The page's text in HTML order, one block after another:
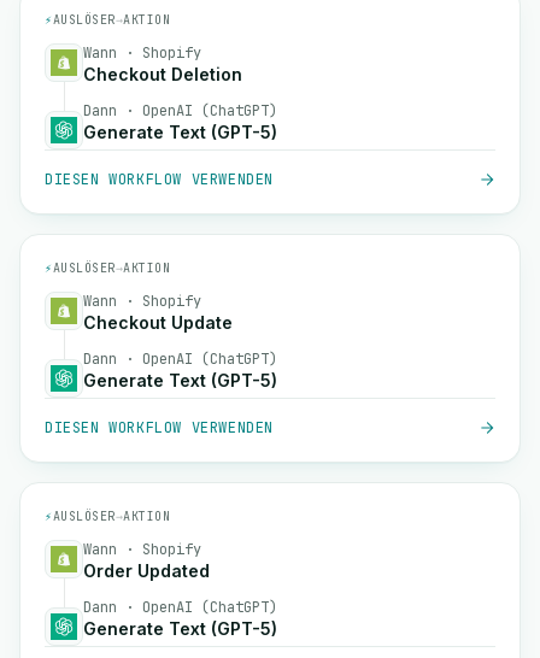
⚡AUSLÖSER→AKTION
Wann · Shopify
Checkout Deletion
Dann · OpenAI (ChatGPT)
Generate Text (GPT-5)
DIESEN WORKFLOW VERWENDEN
⚡AUSLÖSER→AKTION
Wann · Shopify
Checkout Update
Dann · OpenAI (ChatGPT)
Generate Text (GPT-5)
DIESEN WORKFLOW VERWENDEN
⚡AUSLÖSER→AKTION
Wann · Shopify
Order Updated
Dann · OpenAI (ChatGPT)
Generate Text (GPT-5)